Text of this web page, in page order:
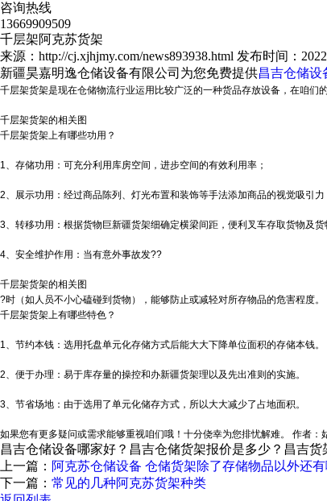
咨询热线
13669909509
千层架阿克苏货架
来源：http://cj.xjhjmy.com/news893938.html 发布时间：
新疆昊嘉明逸仓储设备有限公司为您免费提供昌吉仓储设
千层架货架是现在仓储物流行业运用比较广泛的一种货品存放设备，在咱们
千层架货架的相关图
千层架货架上有哪些功用？
1、存储功用：可充分利用库房空间，进步空间的有效利用率；
2、展示功用：经过商品陈列、灯光布置和装饰等手法添加商品的视觉吸引力
3、转移功用：根据货物巨新疆货架细确定横梁间距，便利叉车存取货物及货
4、安全维护作用：当有意外事故发??
千层架货架的相关图
?时（如人员不小心磕碰到货物），能够防止或减轻对所存物品的危害程度。
千层架货架上有哪些特色？
1、节约本钱：选用托盘单元化存储方式后能大大下降单位面积的存储本钱。
2、便于办理：易于库存量的操控和办新疆货架理以及先出准则的实施。
3、节省场地：由于选用了单元化储存方式，所以大大减少了占地面积。
如果您有更多疑问或需求能够重视咱们哦！十分侥幸为您排忧解难。 作者
昌吉仓储设备哪家好？昌吉仓储货架报价是多少？昌吉
上一篇： 阿克苏仓储设备 仓储货架除了存储物品以外还有
下一篇： 常见的几种阿克苏货架种类